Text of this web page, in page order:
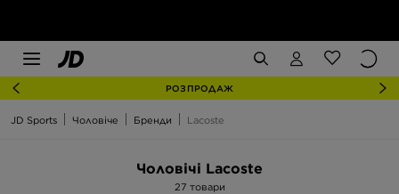
РОЗПРОДАЖ
JD Sports Чоловіче Бренди Lacoste
Чоловічі Lacoste
27 товари